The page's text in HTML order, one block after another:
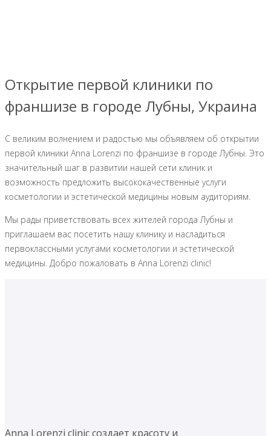
Открытие первой клиники по
франшизе в городе Лубны, Украина
С великим волнением и радостью мы объявляем об открытии
первой клиники Anna Lorenzi по франшизе в городе Лубны. Это
значительный шаг в развитии нашей сети клиник и
возможность предложить высококачественные услуги
косметологии и эстетической медицины новым аудиториям.
Мы рады приветствовать всех жителей города Лубны и
приглашаем вас посетить нашу клинику и насладиться
первоклассными услугами косметологии и эстетической
медицины. Добро пожаловать в Anna Lorenzi clinic!
Anna Lorenzi clinic создает красоту и